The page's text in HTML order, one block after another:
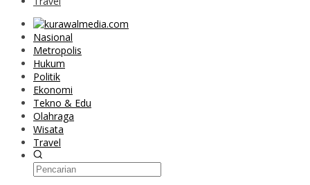
Nasional
Metropolis
Hukum
Politik
Ekonomi
Tekno & Edu
Olahraga
Wisata
Travel